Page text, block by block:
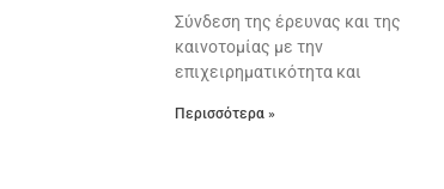
Σύνδεση της έρευνας και της
καινοτομίας με την
επιχειρηματικότητα και
Περισσότερα »